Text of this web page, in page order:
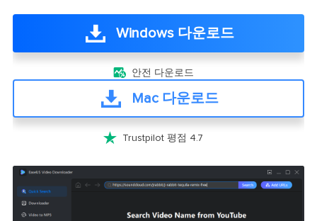
Windows 다운로드
 안전 다운로드
Mac 다운로드
 Trustpilot 평점 4.7